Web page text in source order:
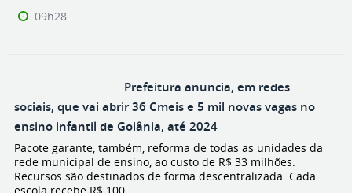
09h28
Prefeitura anuncia, em redes
sociais, que vai abrir 36 Cmeis e 5 mil novas vagas no
ensino infantil de Goiânia, até 2024
Pacote garante, também, reforma de todas as unidades da
rede municipal de ensino, ao custo de R$ 33 milhões.
Recursos são destinados de forma descentralizada. Cada